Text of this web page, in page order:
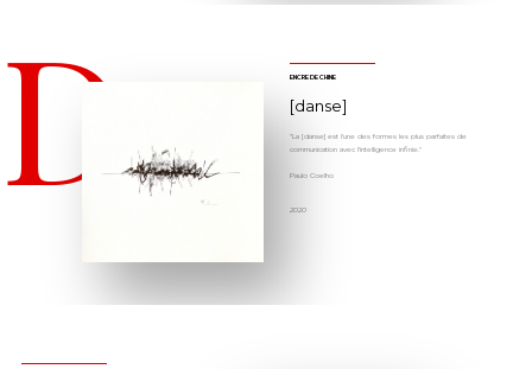
D ENCRE DE CHINE
[danse]
”La [danse] est l'une des formes les plus parfaites de
communication avec l'intelligence infinie."
Paulo Coelho
2020